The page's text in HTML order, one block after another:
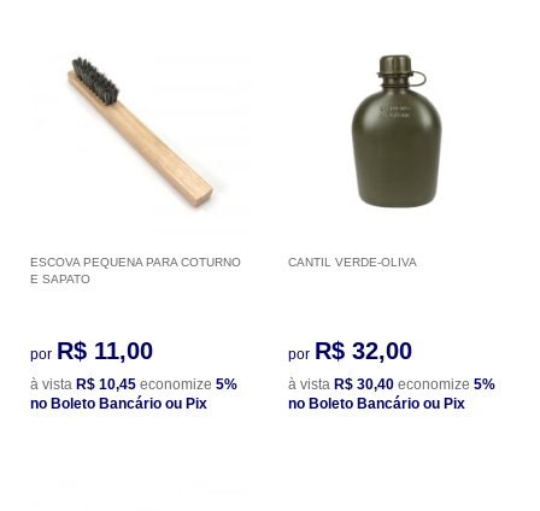
ESCOVA PEQUENA PARA COTURNO
E SAPATO
por R$ 11,00
à vista R$ 10,45 economize 5%
no Boleto Bancário ou Pix
CANTIL VERDE-OLIVA
por R$ 32,00
à vista R$ 30,40 economize 5%
no Boleto Bancário ou Pix